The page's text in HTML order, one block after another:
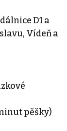
D1 a
Vídeň a
pěšky)